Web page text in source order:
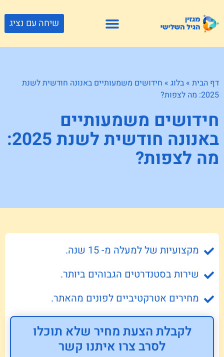
שיחה עם נציג
דף הבית » בלוג » חידושים משמעותיים באנונה חודשית לשנת
2025: מה לצפות?
חידושים משמעותיים
באנונה חודשית לשנת 2025:
מה לצפות?
מקצועיות של למעלה מ- 15 שנה.
שירות בסטנדרטים הגבוהים ביותר.
מחירים אטרקטיביים לפונים מהאתר.
לקבלת הצעת מחיר שלא תוכלו
לסרב צרו איתנו קשר